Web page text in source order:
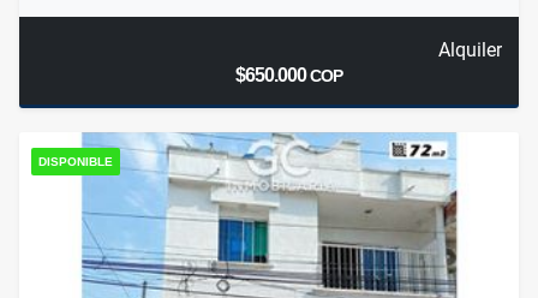
Alquiler
$650.000COP
DISPONIBLE